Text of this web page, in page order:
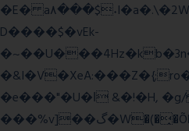
�E� a٨���$˖I�a�.\�2W�5�[��Lt;�=w�L
D����$�vEk-
�e���"�U�ǀ &�!�H,
���%v]��گ�W�(�̟�Õ�Ԃ��g,g}k�r5��ĲG�]